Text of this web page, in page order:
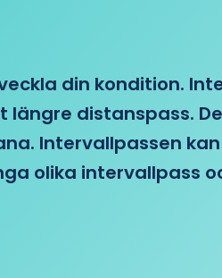
din kondition.
distanspass.
Intervallpassen
olika intervallpass